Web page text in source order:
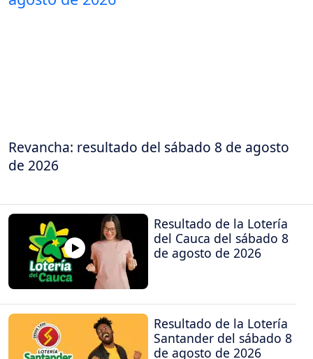
Revancha: resultado del sábado 8 de agosto
de 2026
Resultado de la Lotería
del Cauca del sábado 8
de agosto de 2026
Resultado de la Lotería
Santander del sábado 8
de agosto de 2026